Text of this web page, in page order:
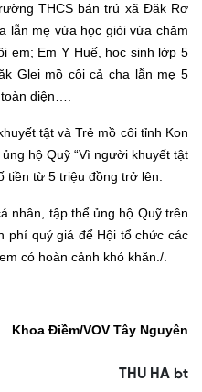
THCS bán trú xã Đăk Rơ
lẫn mẹ vừa học giỏi vừa chăm
em; Em Y Huế, học sinh lớp 5
Glei mồ côi cả cha lẫn mẹ 5
toàn diện….
tật và Trẻ mồ côi tỉnh Kon
hộ Quỹ “Vì người khuyết tật
tiền từ 5 triệu đồng trở lên.
nhân, tập thể ủng hộ Quỹ trên
phí quý giá để Hội tổ chức các
có hoàn cảnh khó khăn./.
Khoa Điềm/VOV Tây Nguyên
THU HA bt